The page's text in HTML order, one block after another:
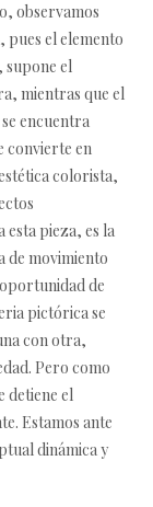
observamos
el elemento
supone el
mientras que el
encuentra
convierte en
colorista,
pieza, es la
de movimiento
de
pictórica se
con otra,
Pero como
detiene el
Estamos ante
dinámica y